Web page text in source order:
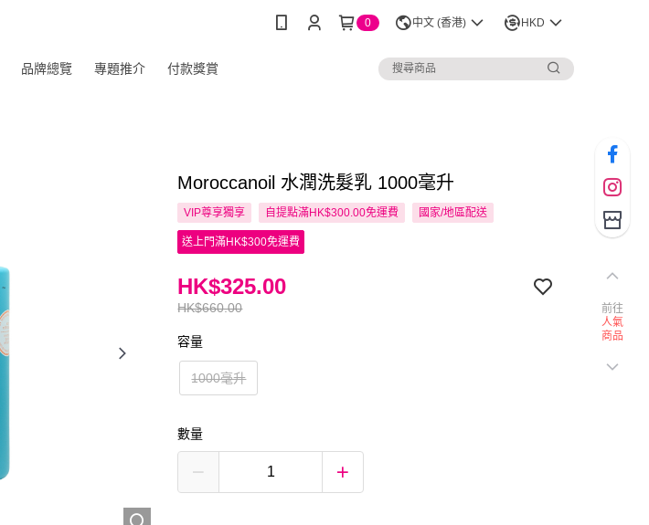
0 中文 (香港) HKD
品牌總覽 專題推介 付款獎賞
Moroccanoil 水潤洗髮乳 1000毫升
VIP尊享獨享 自提點滿HK$300.00免運費 國家/地區配送
送上門滿HK$300免運費
HK$660.00
HK$325.00
容量
1000毫升
數量
前往
人氣
商品